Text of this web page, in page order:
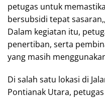
petugas untuk
bersubsidi tepat
Dalam kegiatan itu,
penertiban, serta
yang masih
Di salah satu lokasi di
Pontianak Utara,